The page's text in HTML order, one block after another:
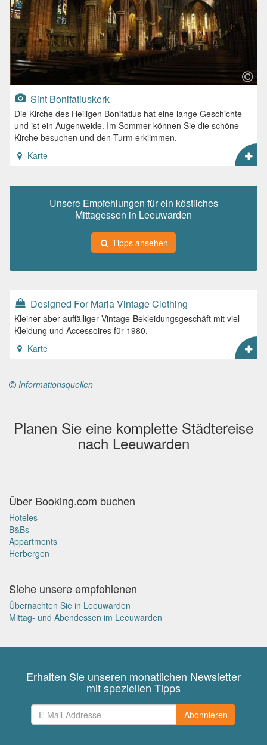
Sint Bonifatiuskerk
Die Kirche des Heiligen Bonifatius hat eine lange Geschichte
und ist ein Augenweide. Im Sommer können Sie die schöne
Kirche besuchen und den Turm erklimmen.
Karte
Unsere Empfehlungen für ein köstliches
Mittagessen in Leeuwarden
Tipps ansehen
Designed For Maria Vintage Clothing
Kleiner aber auffälliger Vintage-Bekleidungsgeschäft mit viel
Kleidung und Accessoires für 1980.
Karte
Informationsquellen
Planen Sie eine komplette Städtereise
nach Leeuwarden
Über Booking.com buchen
Hoteles
B&Bs
Appartments
Herbergen
Siehe unsere empfohlenen
Übernachten Sie in Leeuwarden
Mittag- und Abendessen im Leeuwarden
Erhalten Sie unseren monatlichen Newsletter
mit speziellen Tipps
Abonnieren